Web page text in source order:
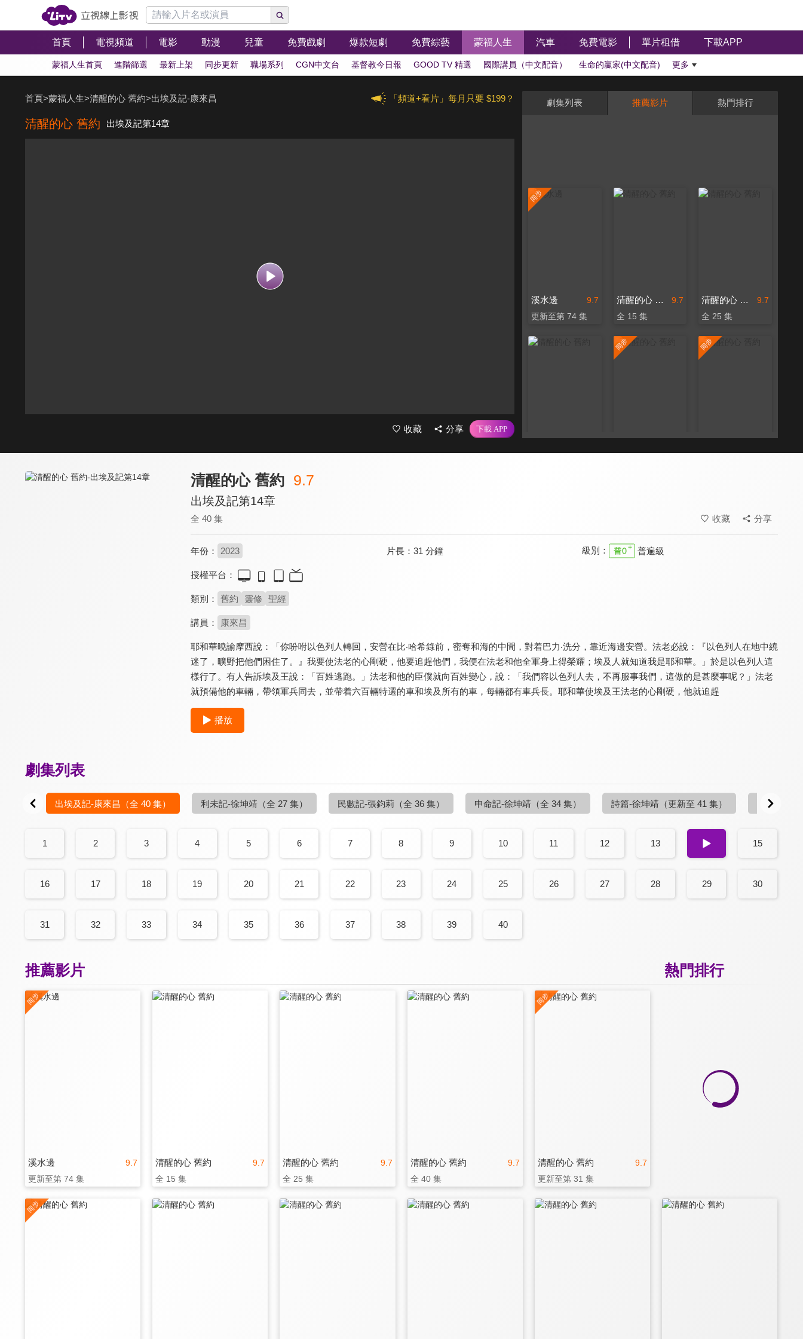
首頁 電視頻道 電影 動漫 兒童 免費戲劇 爆款短劇 免費綜藝 蒙福人生 汽車 免費電影 單片租借 下載APP
蒙福人生首頁 進階篩選 最新上架 同步更新 職場系列 CGN中文台 基督教今日報 GOOD TV 精選 國際講員（中文配音） 生命的贏家(中文配音) 更多
「頻道+看片」每月只要 $199？
首頁>蒙福人生>清醒的心 舊約>出埃及記-康來昌
清醒的心 舊約 出埃及記第14章
收藏 分享
劇集列表 推薦影片 熱門排行
9.7
溪水邊
更新至第 74 集
9.7
清醒的心 舊約
全 15 集
9.7
清醒的心 舊約
全 25 集
清醒的心 舊約 9.7
出埃及記第14章
全 40 集 收藏 分享
年份： 2023 片長： 31 分鐘 級別： 普遍級
授權平台：
類別： 舊約 靈修 聖經
講員： 康來昌
耶和華曉諭摩西說：「你吩咐以色列人轉回，安營在比‧哈希錄前，密奪和海的中間，對着巴力‧洗分，靠近海邊安營。法老必說：『以色列人在地中繞
迷了，曠野把他們困住了。』我要使法老的心剛硬，他要追趕他們，我便在法老和他全軍身上得榮耀；埃及人就知道我是耶和華。」於是以色列人這
樣行了。有人告訴埃及王說：「百姓逃跑。」法老和他的臣僕就向百姓變心，說：「我們容以色列人去，不再服事我們，這做的是甚麼事呢？」法老
就預備他的車輛，帶領軍兵同去，並帶着六百輛特選的車和埃及所有的車，每輛都有車兵長。耶和華使埃及王法老的心剛硬，他就追趕
播放
劇集列表
出埃及記-康來昌 （全 40 集） 利未記-徐坤靖 （全 27 集） 民數記-張鈞莉 （全 36 集） 申命記-徐坤靖 （全 34 集） 詩篇-徐坤靖 （更新至 41 集） 約書亞記-
1 2 3 4 5 6 7 8 9 10 11 12 13 14 15
16 17 18 19 20 21 22 23 24 25 26 27 28 29 30
31 32 33 34 35 36 37 38 39 40
熱門排行
推薦影片
9.7
溪水邊
更新至第 74 集
9.7
清醒的心 舊約
全 15 集
9.7
清醒的心 舊約
全 25 集
9.7
清醒的心 舊約
全 40 集
9.7
清醒的心 舊約
更新至第 31 集